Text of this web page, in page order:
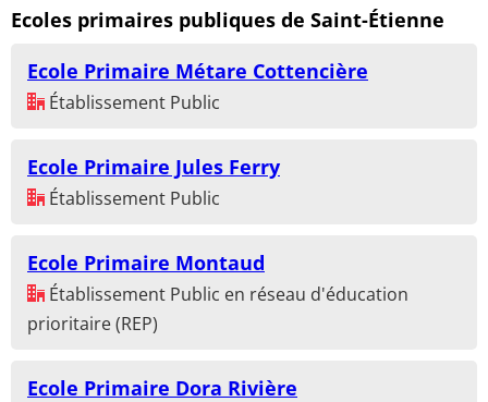
Ecoles primaires publiques de Saint-Étienne
Ecole Primaire Métare Cottencière
Établissement Public
Ecole Primaire Jules Ferry
Établissement Public
Ecole Primaire Montaud
Établissement Public en réseau d'éducation
prioritaire (REP)
Ecole Primaire Dora Rivière